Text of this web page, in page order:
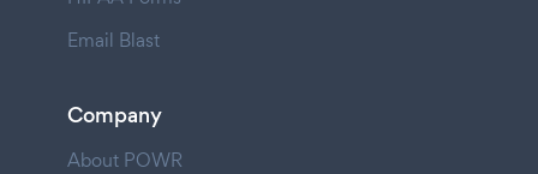
Email Blast
Company
About POWR